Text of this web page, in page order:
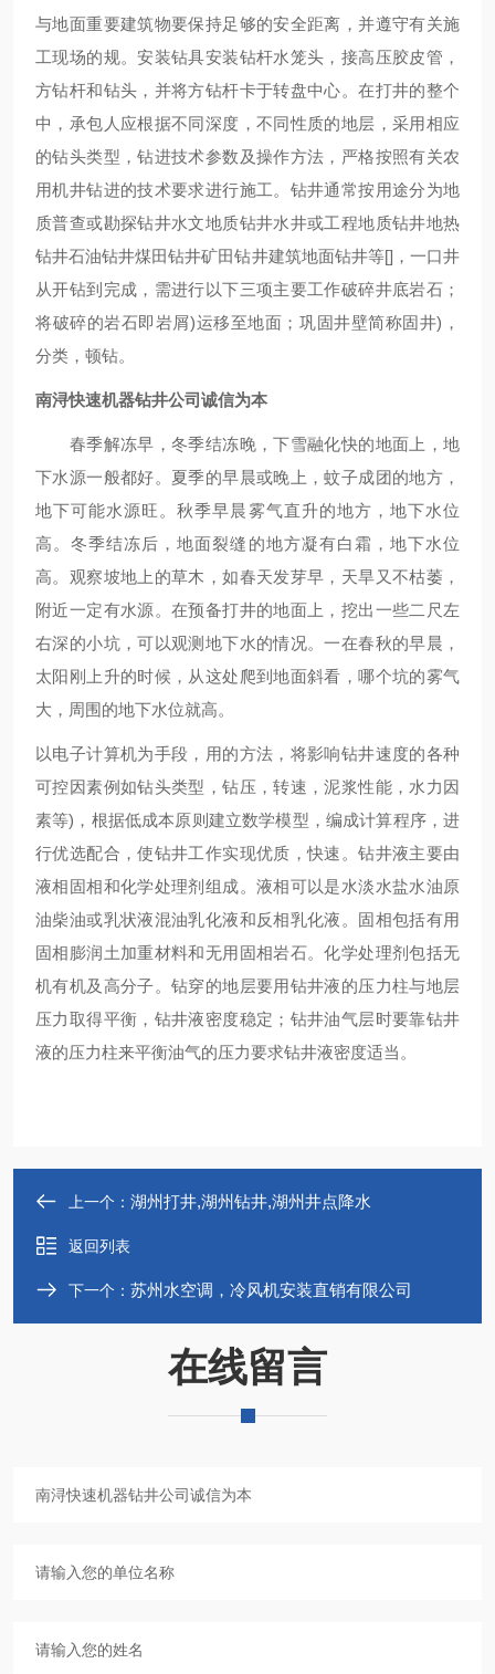
与地面重要建筑物要保持足够的安全距离，并遵守有关施
工现场的规。安装钻具安装钻杆水笼头，接高压胶皮管，
方钻杆和钻头，并将方钻杆卡于转盘中心。在打井的整个
中，承包人应根据不同深度，不同性质的地层，采用相应
的钻头类型，钻进技术参数及操作方法，严格按照有关农
用机井钻进的技术要求进行施工。钻井通常按用途分为地
质普查或勘探钻井水文地质钻井水井或工程地质钻井地热
钻井石油钻井煤田钻井矿田钻井建筑地面钻井等[]，一口井
从开钻到完成，需进行以下三项主要工作破碎井底岩石；
将破碎的岩石即岩屑)运移至地面；巩固井壁简称固井)，
分类，顿钻。
南浔快速机器钻井公司诚信为本
春季解冻早，冬季结冻晚，下雪融化快的地面上，地
下水源一般都好。夏季的早晨或晚上，蚊子成团的地方，
地下可能水源旺。秋季早晨雾气直升的地方，地下水位
高。冬季结冻后，地面裂缝的地方凝有白霜，地下水位
高。观察坡地上的草木，如春天发芽早，天旱又不枯萎，
附近一定有水源。在预备打井的地面上，挖出一些二尺左
右深的小坑，可以观测地下水的情况。一在春秋的早晨，
太阳刚上升的时候，从这处爬到地面斜看，哪个坑的雾气
大，周围的地下水位就高。
以电子计算机为手段，用的方法，将影响钻井速度的各种
可控因素例如钻头类型，钻压，转速，泥浆性能，水力因
素等)，根据低成本原则建立数学模型，编成计算程序，进
行优选配合，使钻井工作实现优质，快速。钻井液主要由
液相固相和化学处理剂组成。液相可以是水淡水盐水油原
油柴油或乳状液混油乳化液和反相乳化液。固相包括有用
固相膨润土加重材料和无用固相岩石。化学处理剂包括无
机有机及高分子。钻穿的地层要用钻井液的压力柱与地层
压力取得平衡，钻井液密度稳定；钻井油气层时要靠钻井
液的压力柱来平衡油气的压力要求钻井液密度适当。
上一个： 湖州打井,湖州钻井,湖州井点降水
返回列表
下一个： 苏州水空调，冷风机安装直销有限公司
在线留言